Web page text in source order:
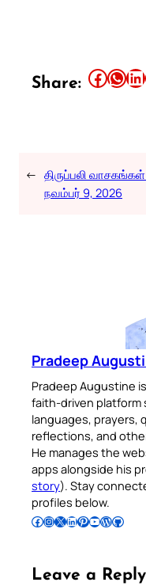
Share: Share this article on Facebook Share this article on WhatsApp Share this article on LinkedIn
← திருப்பலி
நவம்பர் 9, 2026
Pradeep
Pradeep Augustine
faith-driven platform
languages, prayers,
reflections, and
He manages the
apps alongside his
story). Stay
profiles below.
Follow Pradeep on Facebook Follow Pradeep on InstagramFollow Pradeep on X Follow Pradeep on LinkedIn Follow Pradeep on Pinterest Subscribe to Pradeep’s Youtube Channel Follow Pradeep on WordPress Follow Pradeep on GitHub
Leave a Reply